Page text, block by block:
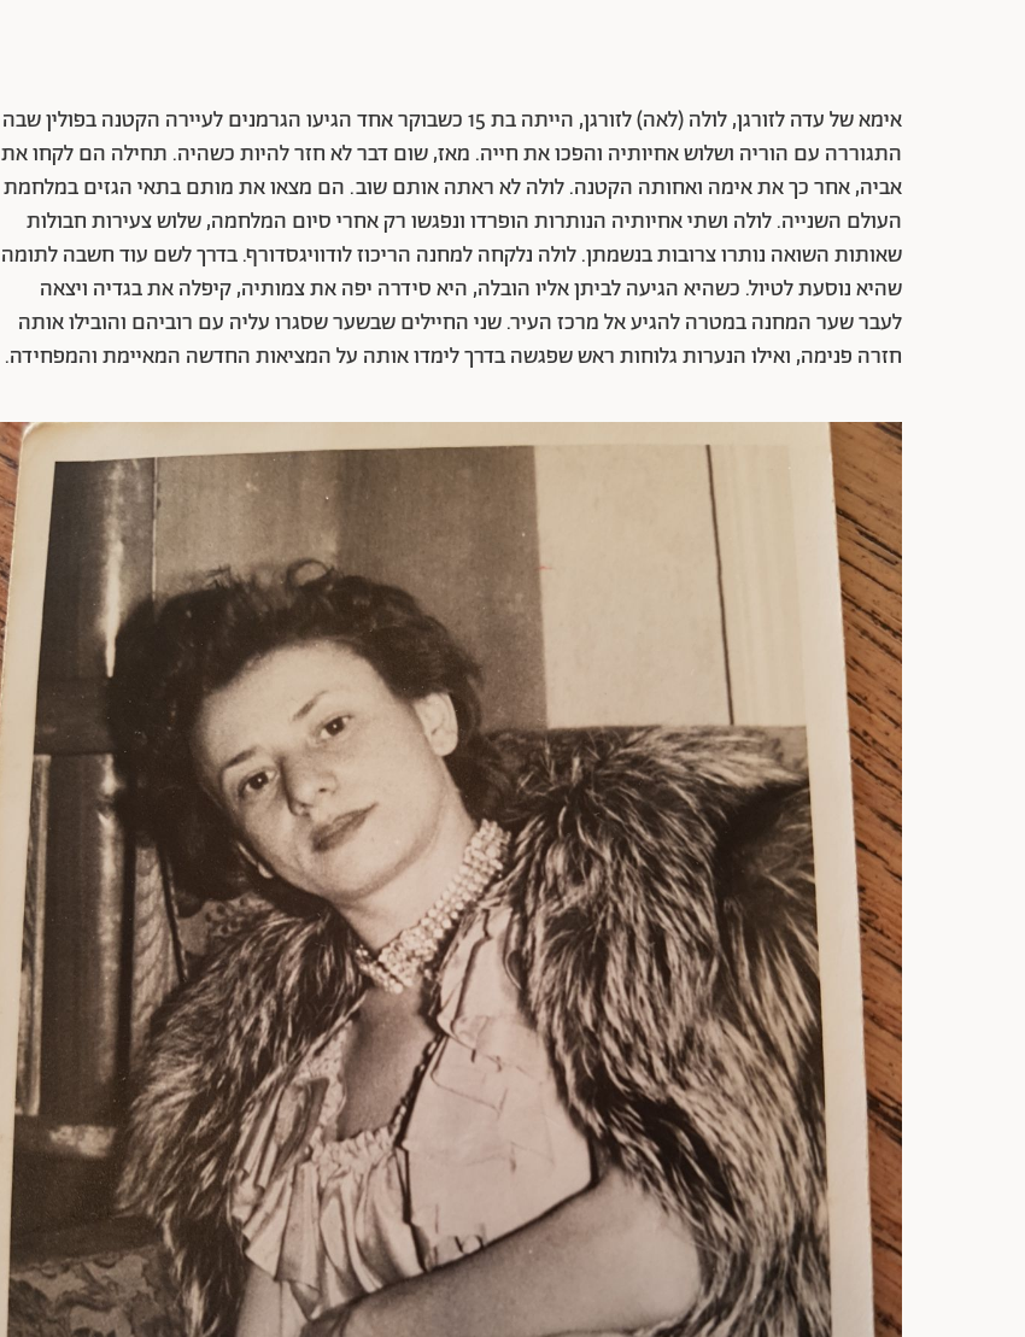
אימא של עדה לזורגן, לולה (לאה) לזורגן, הייתה בת 15 כשבוקר אחד הגיעו הגרמנים לעיירה הקטנה בפולין שבה
התגוררה עם הוריה ושלוש אחיותיה והפכו את חייה. מאז, שום דבר לא חזר להיות כשהיה. תחילה הם לקחו את
אביה, אחר כך את אימה ואחותה הקטנה. לולה לא ראתה אותם שוב. הם מצאו את מותם בתאי הגזים במלחמת
העולם השנייה. לולה ושתי אחיותיה הנותרות הופרדו ונפגשו רק אחרי סיום המלחמה, שלוש צעירות חבולות
שאותות השואה נותרו צרובות בנשמתן. לולה נלקחה למחנה הריכוז לודוויגסדורף. בדרך לשם עוד חשבה לתומה
שהיא נוסעת לטיול. כשהיא הגיעה לביתן אליו הובלה, היא סידרה יפה את צמותיה, קיפלה את בגדיה ויצאה
לעבר שער המחנה במטרה להגיע אל מרכז העיר. שני החיילים שבשער שסגרו עליה עם רוביהם והובילו אותה
חזרה פנימה, ואילו הנערות גלוחות ראש שפגשה בדרך לימדו אותה על המציאות החדשה המאיימת והמפחידה.